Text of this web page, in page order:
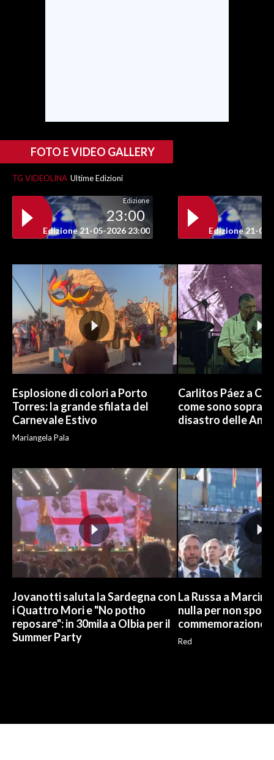
FOTO E VIDEO GALLERY
TG VIDEOLINA Ultime Edizioni
Edizione
23:00
Edizione 21-05-2026 23:00 Edizione 21-05-
Esplosione di colori a Porto
Torres: la grande sfilata del
Carnevale Estivo
Mariangela Pala
Carlitos Páez a
come sono
disastro delle
Jovanotti saluta la Sardegna con
i Quattro Mori e "No potho
reposare": in 30mila a Olbia per il
Summer Party
La Russa a
nulla per non
commemorazione
Red